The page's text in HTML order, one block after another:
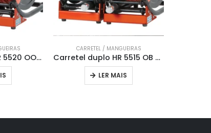
Carretel duplo HR 5520 OO Holmatro
CARRETEL / MANGUEIRAS
Carretel duplo HR 5515 OB Holmatro
LER MAIS